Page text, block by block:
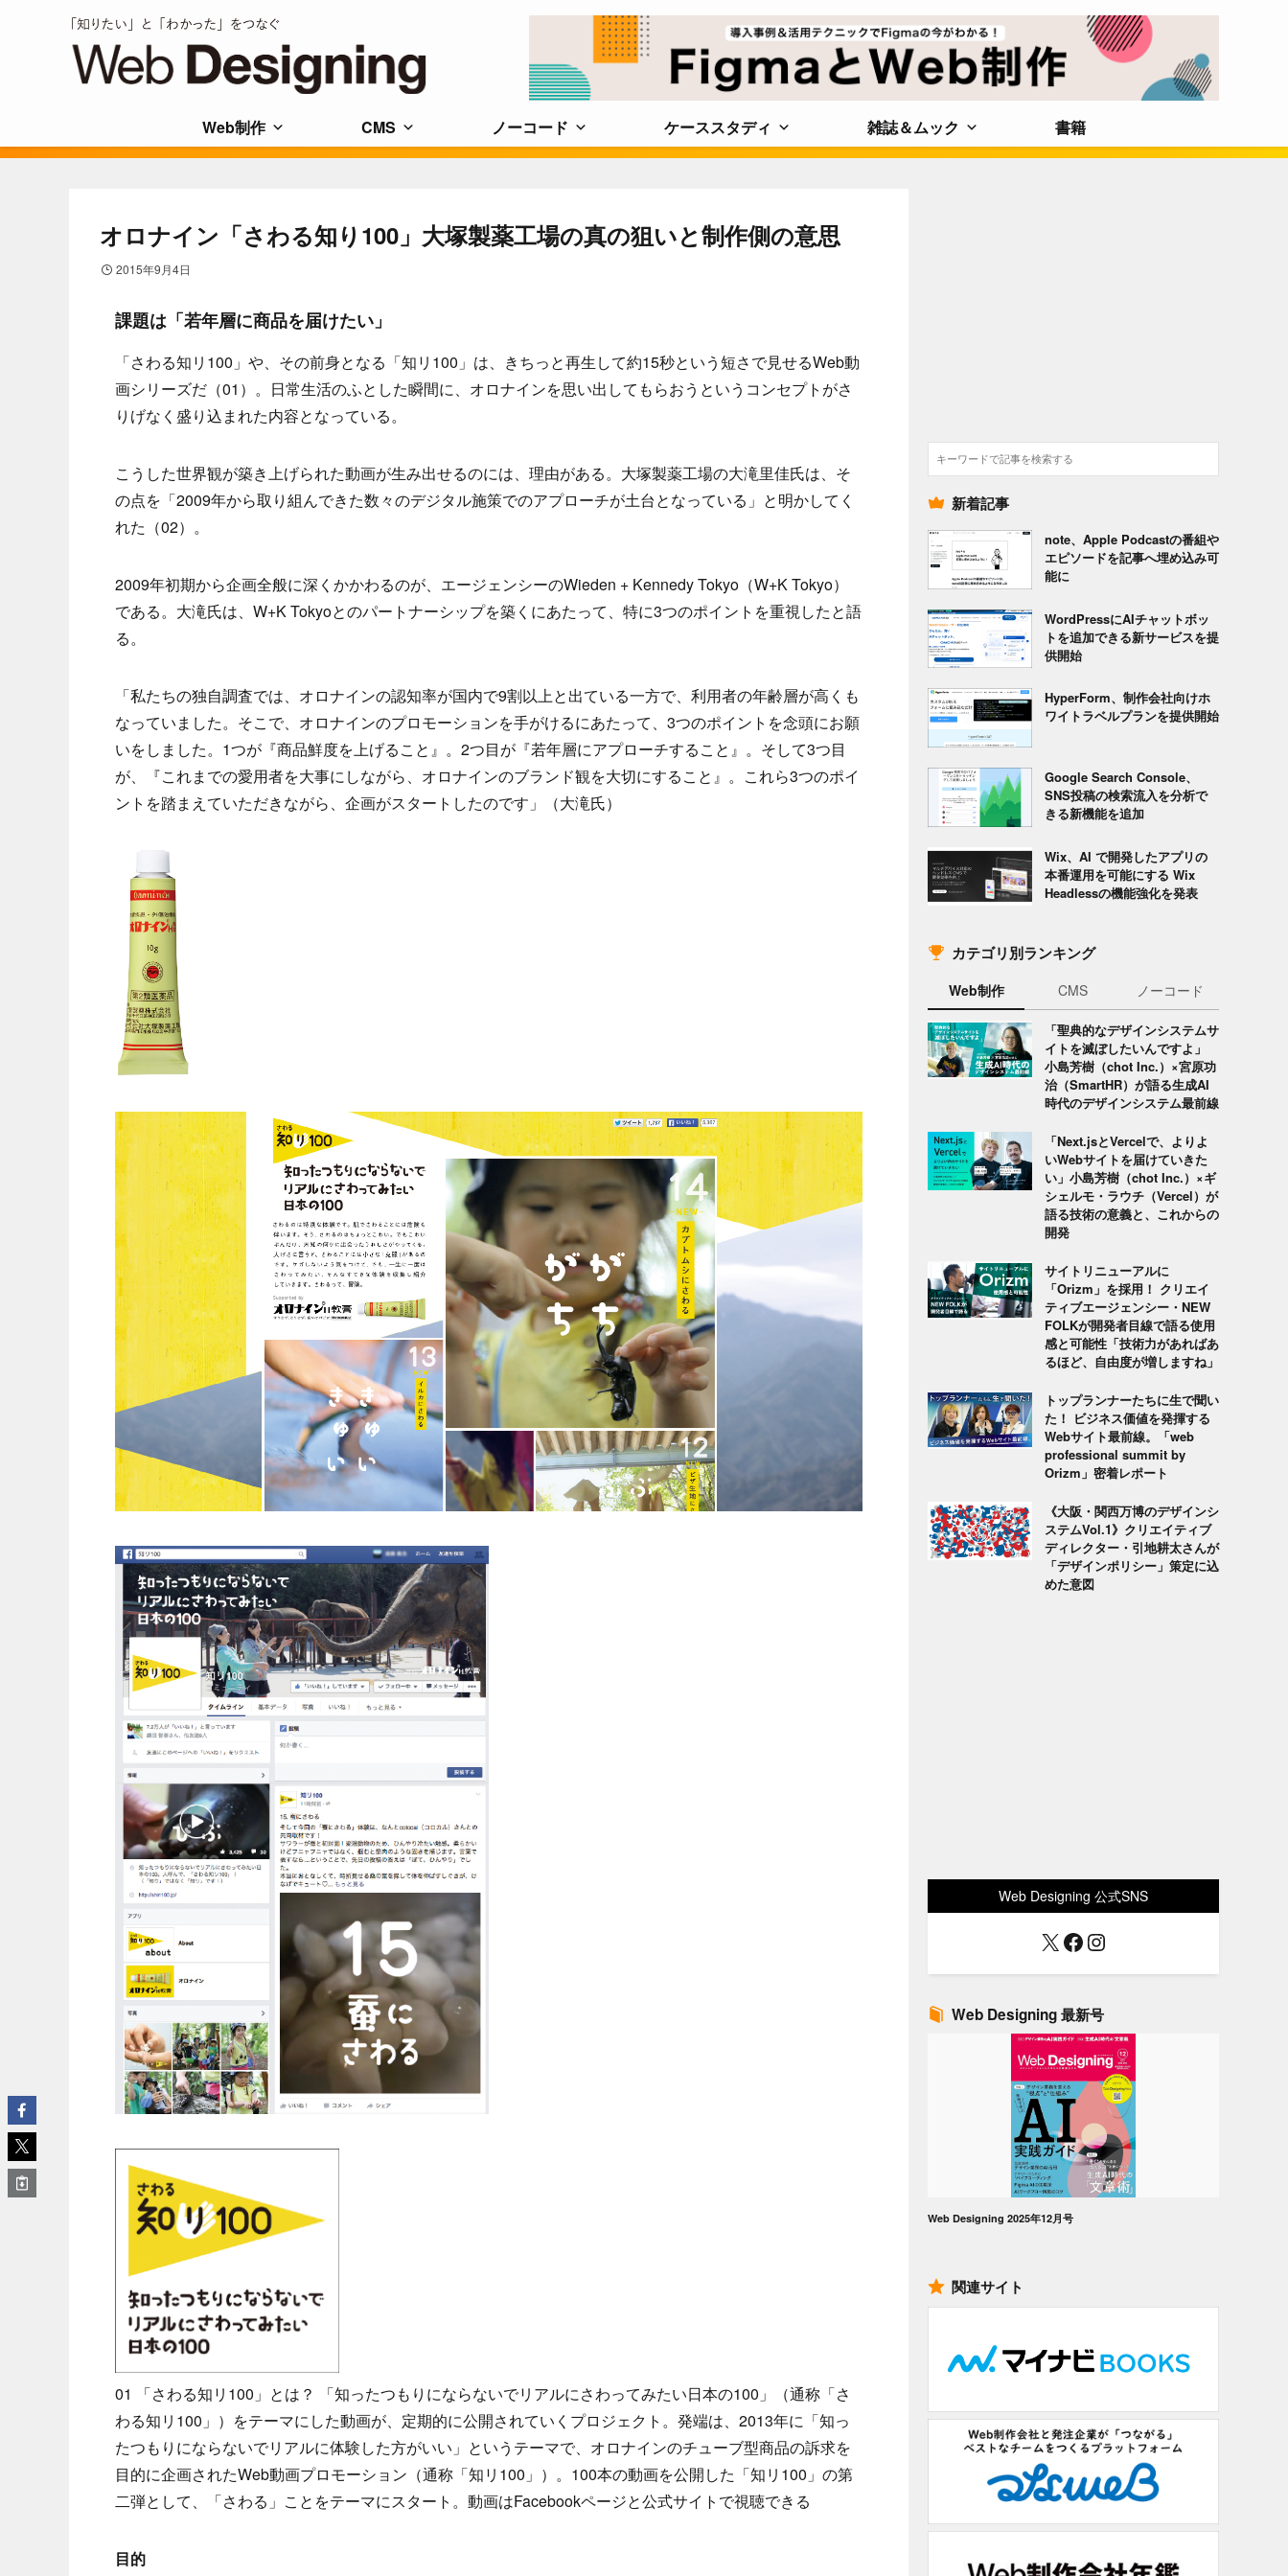
Web制作 CMS ノーコード ケーススタディ 雑誌＆ムック 書籍
オロナイン「さわる知り100」大塚製薬工場の真の狙いと制作側の意思
2015年9月4日
課題は「若年層に商品を届けたい」
「さわる知リ100」や、その前身となる「知リ100」は、きちっと再生して約15秒という短さで見せるWeb動
画シリーズだ（01）。日常生活のふとした瞬間に、オロナインを思い出してもらおうというコンセプトがさ
りげなく盛り込まれた内容となっている。
こうした世界観が築き上げられた動画が生み出せるのには、理由がある。大塚製薬工場の大滝里佳氏は、そ
の点を「2009年から取り組んできた数々のデジタル施策でのアプローチが土台となっている」と明かしてく
れた（02）。
2009年初期から企画全般に深くかかわるのが、エージェンシーのWieden + Kennedy Tokyo（W+K Tokyo）
である。大滝氏は、W+K Tokyoとのパートナーシップを築くにあたって、特に3つのポイントを重視したと語
る。
「私たちの独自調査では、オロナインの認知率が国内で9割以上と出ている一方で、利用者の年齢層が高くも
なっていました。そこで、オロナインのプロモーションを手がけるにあたって、3つのポイントを念頭にお願
いをしました。1つが『商品鮮度を上げること』。2つ目が『若年層にアプローチすること』。そして3つ目
が、『これまでの愛用者を大事にしながら、オロナインのブランド観を大切にすること』。これら3つのポイ
ントを踏まえていただきながら、企画がスタートしたのです」（大滝氏）
01 「さわる知リ100」とは？ 「知ったつもりにならないでリアルにさわってみたい日本の100」（通称「さ
わる知リ100」）をテーマにした動画が、定期的に公開されていくプロジェクト。発端は、2013年に「知っ
たつもりにならないでリアルに体験した方がいい」というテーマで、オロナインのチューブ型商品の訴求を
目的に企画されたWeb動画プロモーション（通称「知リ100」）。100本の動画を公開した「知リ100」の第
二弾として、「さわる」ことをテーマにスタート。動画はFacebookページと公式サイトで視聴できる
目的
検
索
新着記事
note、Apple Podcastの番組や
エピソードを記事へ埋め込み可
能に
WordPressにAIチャットボッ
トを追加できる新サービスを提
供開始
HyperForm、制作会社向けホ
ワイトラベルプランを提供開始
Google Search Console、
SNS投稿の検索流入を分析で
きる新機能を追加
Wix、AI で開発したアプリの
本番運用を可能にする Wix
Headlessの機能強化を発表
カテゴリ別ランキング
Web制作 CMS ノーコード
「聖典的なデザインシステムサ
イトを滅ぼしたいんですよ」
小島芳樹（chot Inc.）×宮原功
治（SmartHR）が語る生成AI
時代のデザインシステム最前線
「Next.jsとVercelで、よりよ
いWebサイトを届けていきた
い」小島芳樹（chot Inc.）×ギ
シェルモ・ラウチ（Vercel）が
語る技術の意義と、これからの
開発
サイトリニューアルに
「Orizm」を採用！ クリエイ
ティブエージェンシー・NEW
FOLKが開発者目線で語る使用
感と可能性「技術力があればあ
るほど、自由度が増しますね」
トップランナーたちに生で聞い
た！ ビジネス価値を発揮する
Webサイト最前線。「web
professional summit by
Orizm」密着レポート
《大阪・関西万博のデザインシ
ステムVol.1》クリエイティブ
ディレクター・引地耕太さんが
「デザインポリシー」策定に込
めた意図
Web Designing 公式SNS
X Facebook
Instagram
Web Designing 最新号
Web Designing 2025年12月号
関連サイト